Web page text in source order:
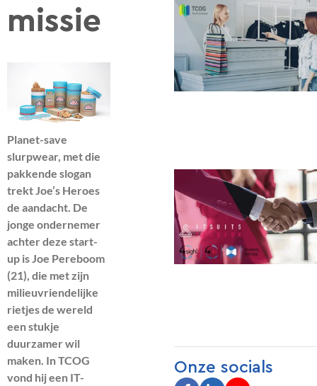
missie
Planet-save
slurpwear, met die
pakkende slogan
trekt Joe’s Heroes
de aandacht. De
jonge ondernemer
achter deze start-
up is Joe Pereboom
(21), die met zijn
milieuvriendelijke
rietjes de wereld
een stukje
duurzamer wil
maken. In TCOG
vond hij een IT-
Onze socials